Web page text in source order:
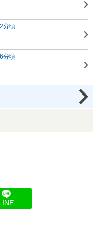
分頃
分頃